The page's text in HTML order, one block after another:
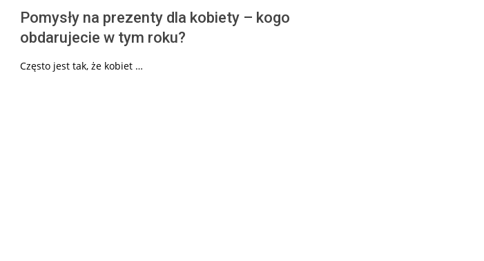
Pomysły na prezenty dla kobiety – kogo
obdarujecie w tym roku?
Często jest tak, że kobiet …